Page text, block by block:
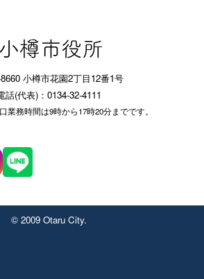
小樽市花園2丁目12番1号
話(代表)：0134-32-4111
業務時間は9時から17時20分までです。
© 2009 Otaru City.